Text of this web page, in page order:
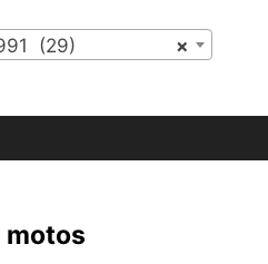
×
(29)
motos